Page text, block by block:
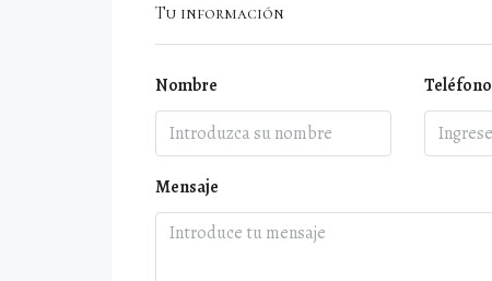
Tu información
Nombre Teléfono
Mensaje